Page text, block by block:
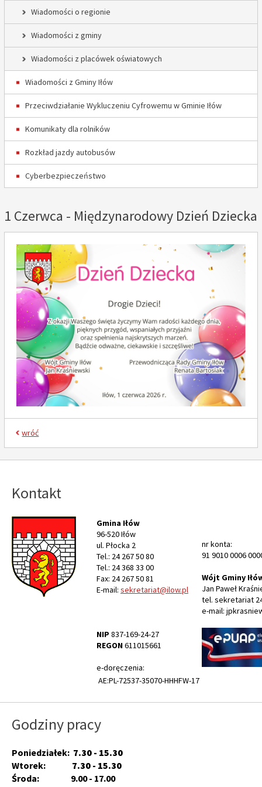
Wiadomości o regionie
Wiadomości z gminy
Wiadomości z placówek oświatowych
Wiadomości z Gminy Iłów
Przeciwdziałanie Wykluczeniu Cyfrowemu w Gminie Iłów
Komunikaty dla rolników
Rozkład jazdy autobusów
Cyberbezpieczeństwo
1 Czerwca - Międzynarodowy Dzień Dziecka
wróć
Kontakt
Gmina Iłów
96-520 Iłów
ul. Płocka 2
Tel.: 24 267 50 80
Tel.: 24 368 33 00
Fax: 24 267 50 81
E-mail: sekretariat@ilow.pl
NIP 837-169-24-27
REGON611015661
e-doręczenia:
AE:PL-72537-35070-HHHFW-17
nr konta:
91 9010 0006
Wójt Gminy
Jan Paweł
tel. sekretariat
e-mail:
Godziny pracy
Poniedziałek: 7.30 - 15.30
Wtorek: 7.30 - 15.30
Środa: 9.00 - 17.00